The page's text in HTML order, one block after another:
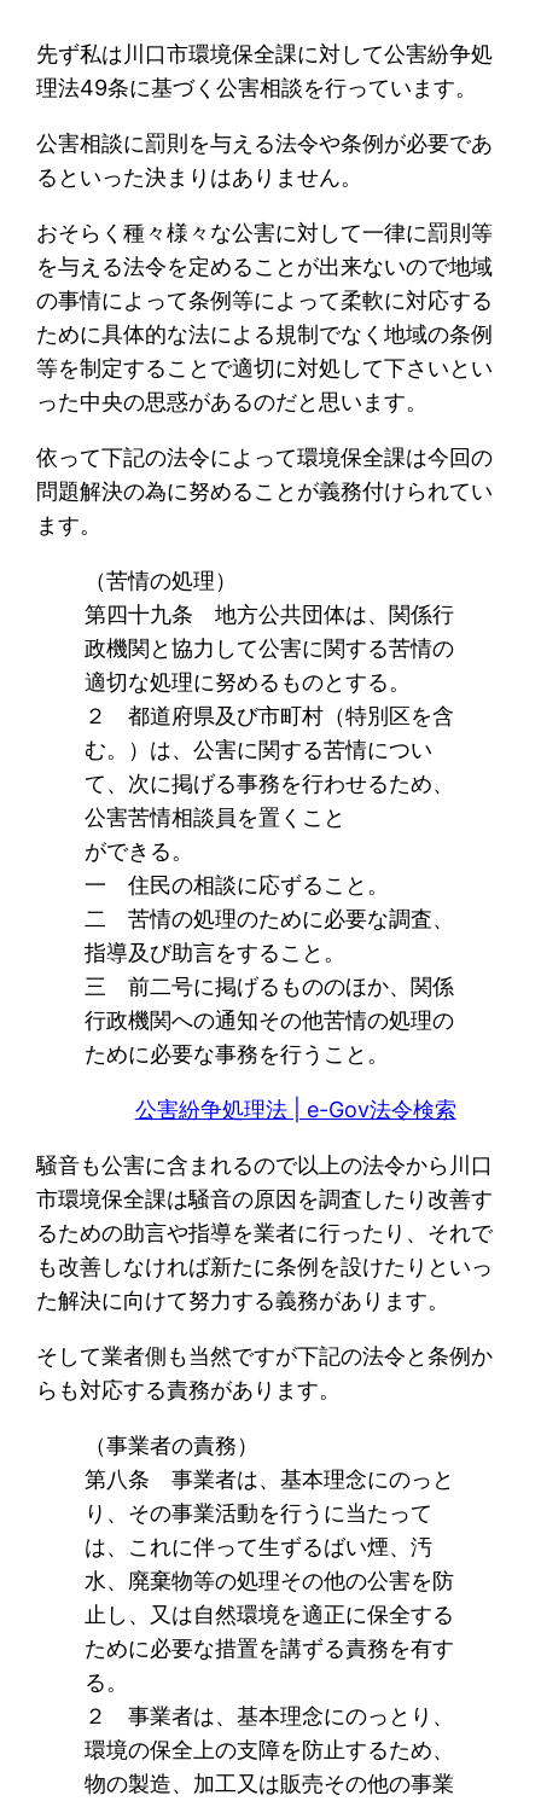
先ず私は川口市環境保全課に対して公害紛争処
理法49条に基づく公害相談を行っています。
公害相談に罰則を与える法令や条例が必要であ
るといった決まりはありません。
おそらく種々様々な公害に対して一律に罰則等
を与える法令を定めることが出来ないので地域
の事情によって条例等によって柔軟に対応する
ために具体的な法による規制でなく地域の条例
等を制定することで適切に対処して下さいとい
った中央の思惑があるのだと思います。
依って下記の法令によって環境保全課は今回の
問題解決の為に努めることが義務付けられてい
ます。
（苦情の処理）
第四十九条 地方公共団体は、関係行
政機関と協力して公害に関する苦情の
適切な処理に努めるものとする。
２ 都道府県及び市町村（特別区を含
む。）は、公害に関する苦情につい
て、次に掲げる事務を行わせるため、
公害苦情相談員を置くこと
ができる。
一 住民の相談に応ずること。
二 苦情の処理のために必要な調査、
指導及び助言をすること。
三 前二号に掲げるもののほか、関係
行政機関への通知その他苦情の処理の
ために必要な事務を行うこと。
公害紛争処理法 | e-Gov法令検索
騒音も公害に含まれるので以上の法令から川口
市環境保全課は騒音の原因を調査したり改善す
るための助言や指導を業者に行ったり、それで
も改善しなければ新たに条例を設けたりといっ
た解決に向けて努力する義務があります。
そして業者側も当然ですが下記の法令と条例か
らも対応する責務があります。
（事業者の責務）
第八条 事業者は、基本理念にのっと
り、その事業活動を行うに当たって
は、これに伴って生ずるばい煙、汚
水、廃棄物等の処理その他の公害を防
止し、又は自然環境を適正に保全する
ために必要な措置を講ずる責務を有す
る。
２ 事業者は、基本理念にのっとり、
環境の保全上の支障を防止するため、
物の製造、加工又は販売その他の事業